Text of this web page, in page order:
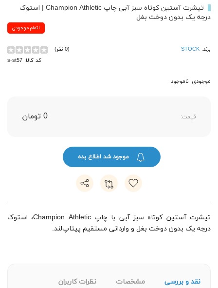
تیشرت آستین کوتاه سبز آبی چاپ Champion Athletic | استوک
درجه یک بدون دوخت بغل
اتمام موجودی
برند: STOCK
(0 نفر)
کد کالا: s-st57
موجودی: ناموجود
قیمت: 0 تومان
موجود شد اطلاع بده
تیشرت آستین کوتاه سبز آبی با چاپ Champion Athletic، استوک
درجه یک بدون دوخت بغل و وارداتی مستقیم پیتاپ‌لند.
نقد و بررسی مشخصات نظرات کاربران